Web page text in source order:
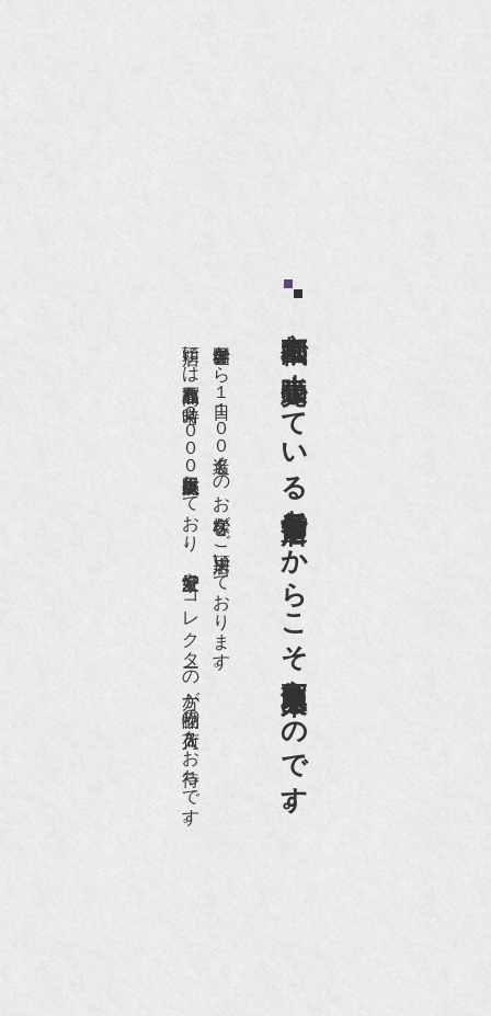
京都祇園で小売販売している
老舗骨董店だからこそ高価買取出来るのです。
世界各国から１日１００名近くのお客様がご来店頂いております。
店頭には買取商品を常時２０００点以上展示販売しており、
愛好家やコレクターの方が品物の入荷をお待ちです。